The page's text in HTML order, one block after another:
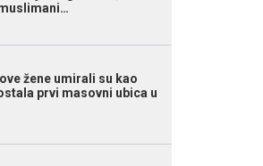
žene umirali su kao
prvi masovni ubica u